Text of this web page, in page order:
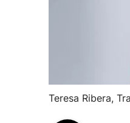
Teresa Ribera,